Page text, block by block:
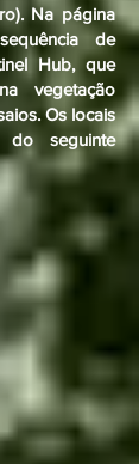
Na página
de
Hub, que
vegetação
Os locais
do seguinte